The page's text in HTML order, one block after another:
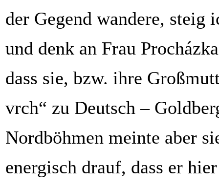
der Gegend wandere, steig
und denk an Frau
dass sie, bzw. ihre
vrch“ zu Deutsch –
Nordböhmen meinte aber
energisch drauf, dass er